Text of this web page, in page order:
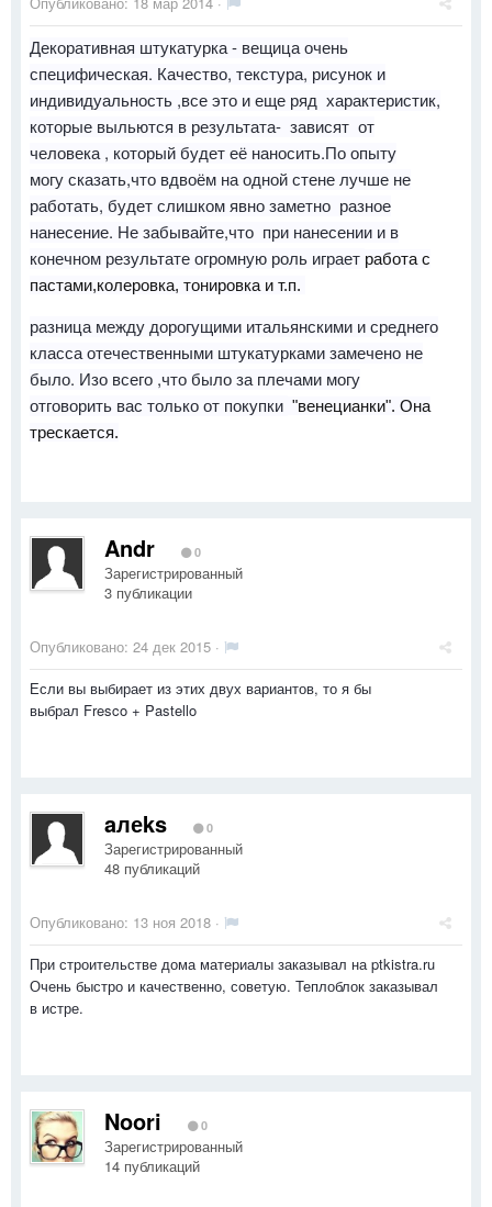
Декоративная штукатурка - вещица очень
специфическая. Качество, текстура, рисунок и
индивидуальность ,все это и еще ряд характеристик,
которые выльются в результата- зависят от
человека , который будет её наносить.По опыту
могу сказать,что вдвоём на одной стене лучше не
работать, будет слишком явно заметно разное
нанесение. Не забывайте,что при нанесении и в
конечном результате огромную роль играет работа с
пастами,колеровка, тонировка и т.п.
разница между дорогущими итальянскими и среднего
класса отечественными штукатурками замечено не
было. Изо всего ,что было за плечами могу
отговорить вас только от покупки "венецианки". Она
трескается.
Andr 0
Зарегистрированный
3 публикации
Опубликовано: 24 дек 2015 ·
Если вы выбирает из этих двух вариантов, то я бы
выбрал Fresco + Pastello
aлеks 0
Зарегистрированный
48 публикаций
Опубликовано: 13 ноя 2018 ·
При строительстве дома материалы заказывал на ptkistra.ru
Очень быстро и качественно, советую. Теплоблок заказывал
в истре.
Noori 0
Зарегистрированный
14 публикаций